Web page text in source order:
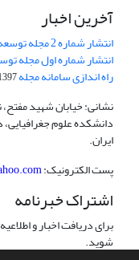
آخرین اخبار
انتشار شماره 2 مجله توسعه فضاهای پیراشهری
انتشار شماره اول مجله
راه اندازی سامانه مجله09-11
نشانی: خیابان شهید مفتح،
دانشکده علوم جغرافیایی،
ایران.
پست الکترونیک:
اشتراک خبرنامه
برای دریافت اخبار و
شوید.